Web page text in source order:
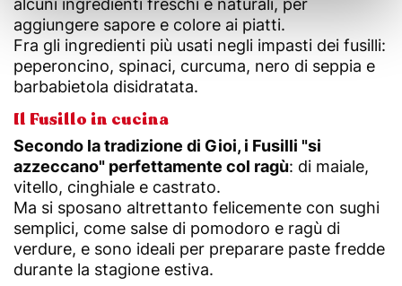
alcuni ingredienti freschi e naturali, per
aggiungere sapore e colore ai piatti.
Fra gli ingredienti più usati negli impasti dei fusilli:
peperoncino, spinaci, curcuma, nero di seppia e
barbabietola disidratata.
Il Fusillo in cucina
Secondo la tradizione di Gioi, i Fusilli "si
azzeccano" perfettamente col ragù: di maiale,
vitello, cinghiale e castrato.
Ma si sposano altrettanto felicemente con sughi
semplici, come salse di pomodoro e ragù di
verdure, e sono ideali per preparare paste fredde
durante la stagione estiva.